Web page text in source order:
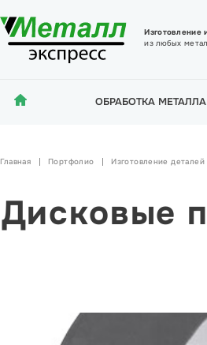
Изготовление
из любых
ОБРАБОТКА МЕТАЛЛА
Главная Портфолио Изготовление деталей
Дисковые